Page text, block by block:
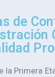
de
la Primera